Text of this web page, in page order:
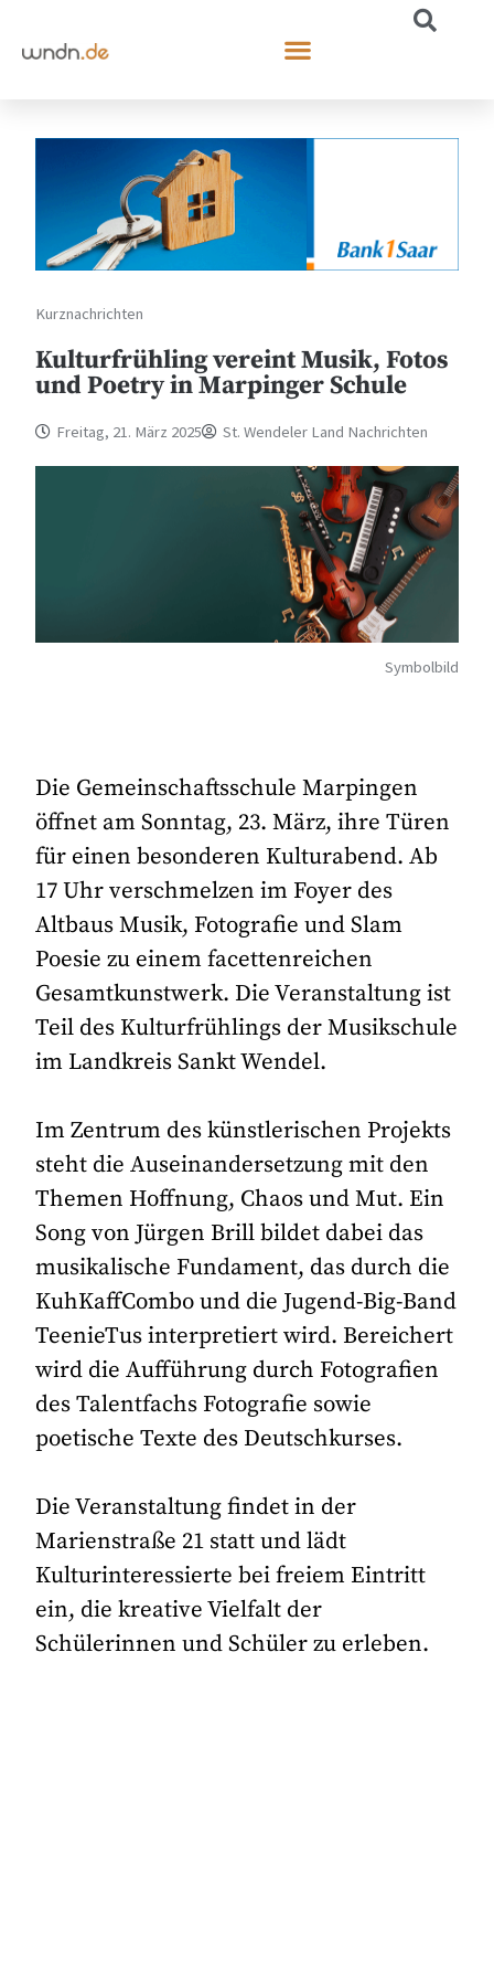
Kurznachrichten
Kulturfrühling vereint Musik, Fotos
und Poetry in Marpinger Schule
Freitag, 21. März 2025 St. Wendeler Land Nachrichten
Symbolbild
Die Gemeinschaftsschule Marpingen
öffnet am Sonntag, 23. März, ihre Türen
für einen besonderen Kulturabend. Ab
17 Uhr verschmelzen im Foyer des
Altbaus Musik, Fotografie und Slam
Poesie zu einem facettenreichen
Gesamtkunstwerk. Die Veranstaltung ist
Teil des Kulturfrühlings der Musikschule
im Landkreis Sankt Wendel.
Im Zentrum des künstlerischen Projekts
steht die Auseinandersetzung mit den
Themen Hoffnung, Chaos und Mut. Ein
Song von Jürgen Brill bildet dabei das
musikalische Fundament, das durch die
KuhKaffCombo und die Jugend-Big-Band
TeenieTus interpretiert wird. Bereichert
wird die Aufführung durch Fotografien
des Talentfachs Fotografie sowie
poetische Texte des Deutschkurses.
Die Veranstaltung findet in der
Marienstraße 21 statt und lädt
Kulturinteressierte bei freiem Eintritt
ein, die kreative Vielfalt der
Schülerinnen und Schüler zu erleben.